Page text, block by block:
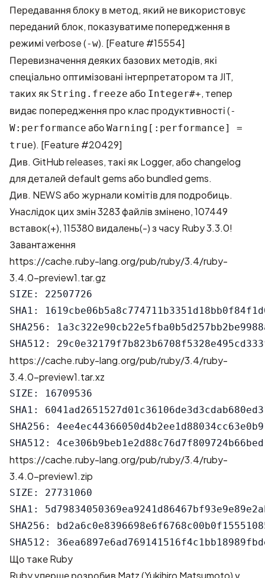
Передавання блоку в метод, який не використовує
переданий блок, показуватиме попередження в
режимі verbose (-w). [Feature #15554]
Перевизначення деяких базових методів, які
спеціально оптимізовані інтерпретатором та JIT,
таких як String.freeze або Integer#+, тепер
видає попередження про клас продуктивності (-
W:performance або Warning[:performance] =
true). [Feature #20429]
Див. GitHub releases, такі як Logger, або changelog
для деталей default gems або bundled gems.
Див. NEWSабо журнали комітівдля подробиць.
Унаслідок цих змін3283 файлів змінено, 107449
вставок(+), 115380 видалень(-)з часу Ruby 3.3.0!
Завантаження
https://cache.ruby-lang.org/pub/ruby/3.4/ruby-
3.4.0-preview1.tar.gz
SIZE: 22507726
SHA1:
SHA256:
https://cache.ruby-lang.org/pub/ruby/3.4/ruby-
3.4.0-preview1.tar.xz
SIZE: 16709536
SHA1:
SHA256:
https://cache.ruby-lang.org/pub/ruby/3.4/ruby-
3.4.0-preview1.zip
SIZE: 27731060
SHA1:
SHA256:
Що таке Ruby
Ruby уперше розробив Matz (Yukihiro Matsumoto) у